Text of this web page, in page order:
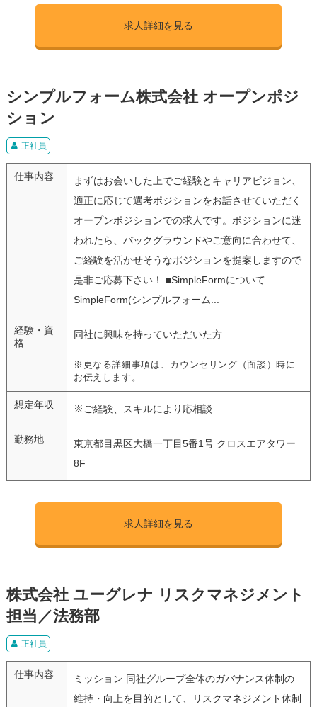
求人詳細を見る
シンプルフォーム株式会社 オープンポジ
ション
正社員
仕事内容
まずはお会いした上でご経験とキャリアビジョン、
適正に応じて選考ポジションをお話させていただく
オープンポジションでの求人です。ポジションに迷
われたら、バックグラウンドやご意向に合わせて、
ご経験を活かせそうなポジションを提案しますので
是非ご応募下さい！ ■SimpleFormについて
SimpleForm(シンプルフォーム...
経験・資
格
同社に興味を持っていただいた方
※更なる詳細事項は、カウンセリング（面談）時に
お伝えします。
想定年収 ※ご経験、スキルにより応相談
勤務地
東京都目黒区大橋一丁目5番1号 クロスエアタワー
8F
求人詳細を見る
株式会社 ユーグレナ リスクマネジメント
担当／法務部
正社員
仕事内容
ミッション 同社グループ全体のガバナンス体制の
維持・向上を目的として、リスクマネジメント体制